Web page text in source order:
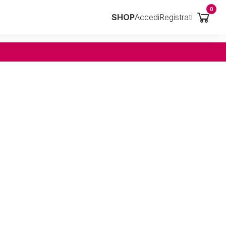
SHOPAccediRegistrati
0